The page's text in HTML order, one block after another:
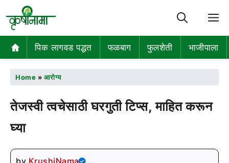
पिक लागवड पद्धत फळबाग फुलशेती भाजीपाला
Home » आरोग्य
तेजस्वी त्वचेसाठी घरगुती टिप्स, माहित करून
घ्या
by KrushiNama